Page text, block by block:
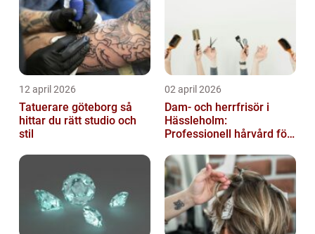
12 april 2026
Tatuerare göteborg så
hittar du rätt studio och
stil
02 april 2026
Dam- och herrfrisör i
Hässleholm:
Professionell hårvård för